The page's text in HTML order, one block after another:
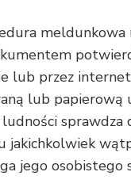
meldunkowa
lub przez internet
lub papierową
sprawdza
jakichkolwiek
jego osobistego